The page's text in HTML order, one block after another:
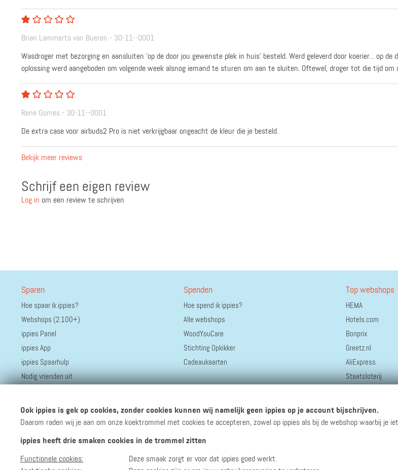
Brian Lammerts van Bueren - 30-11--0001
Wasdroger met bezorging en aansluiten 'op de door jou gewenste plek in huis' besteld. Werd geleverd door koerier... op
oplossing werd aangeboden om volgende week alsnog iemand te sturen om aan te sluiten. Oftewel, droger tot die tijd
Rene Gomes - 30-11--0001
De extra case voor airbuds2 Pro is niet verkrijgbaar ongeacht de kleur die je besteld.
Bekijk meer reviews
Schrijf een eigen review
Log in om een review te schrijven
Sparen
Hoe spaar ik ippies?
Webshops (2.100+)
ippies Panel
ippies App
ippies Spaarhulp
Nodig vrienden uit
Spenden
Hoe spend ik ippies?
Alle webshops
WoodYouCare
Stichting Opkikker
Cadeaukaarten
Top webshops
HEMA
Hotels.com
Bonprix
Greetz.nl
AliExpress
Staatsloterij
Coolblue
Volg ippies Blijf op de hoogte van het groeiende aantal winkels, winacties en andere updates!
Ook ippies is gek op cookies, zonder cookies kunnen wij namelijk geen ippies op je account bijschrijven.
Daarom raden wij je aan om onze koektrommel met cookies te accepteren, zowel op ippies als bij de webshop waarbij je
ippies heeft drie smaken cookies in de trommel zitten
Functionele cookies:
Deze smaak zorgt er voor dat ippies goed werkt.